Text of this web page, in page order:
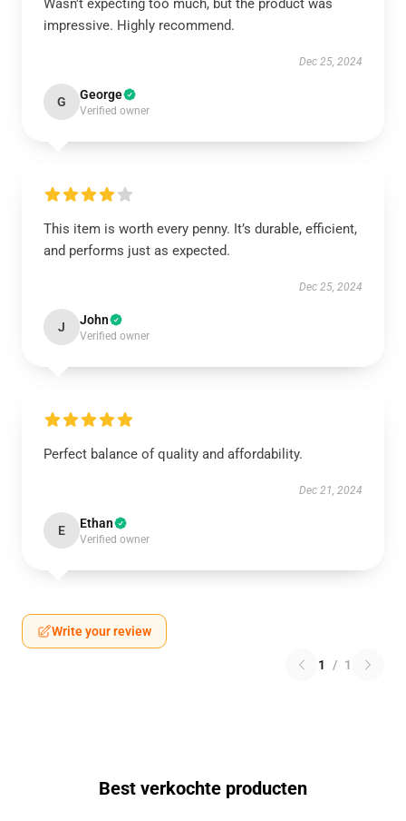
Wasn't expecting too much, but the product was
impressive. Highly recommend.
Dec 25, 2024
G George
Verified owner
This item is worth every penny. It’s durable, efficient,
and performs just as expected.
Dec 25, 2024
J John
Verified owner
Perfect balance of quality and affordability.
Dec 21, 2024
E Ethan
Verified owner
Write your review
1 / 1
Best verkochte producten